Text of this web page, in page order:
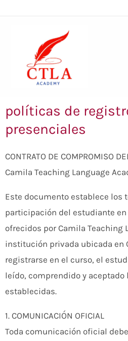
políticas de
presenciales
CONTRATO DE COMPROMISO
Camila Teaching Language
Este documento establece los
participación del estudiante
ofrecidos por Camila Teaching
institución privada ubicada en
registrarse en el curso, el
leído, comprendido y
establecidas.
1. COMUNICACIÓN OFICIAL
Toda comunicación oficial